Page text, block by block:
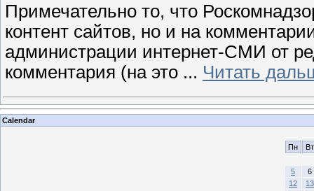
Примечательно то, что
контент сайтов, но и на
администрации интернет-СМИ от
комментария (на это ... Читать
Calendar
Пн Вт
5
6
12
13